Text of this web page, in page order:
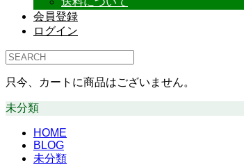
会員登録
ログイン
只今、カートに商品はございません。
未分類
HOME
BLOG
未分類